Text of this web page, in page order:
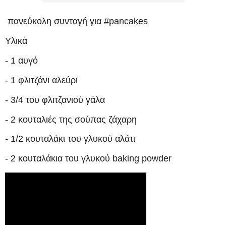
πανεύκολη συνταγή για #pancakes
Υλικά
- 1 αυγό
- 1 φλιτζάνι αλεύρι
- 3/4 του φλιτζανιού γάλα
- 2 κουταλιές της σούπας ζάχαρη
- 1/2 κουταλάκι του γλυκού αλάτι
- 2 κουταλάκια του γλυκού baking powder